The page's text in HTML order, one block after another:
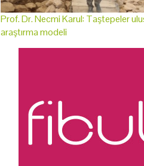
Prof. Dr. Necmi Karul: Taştepeler
araştırma modeli